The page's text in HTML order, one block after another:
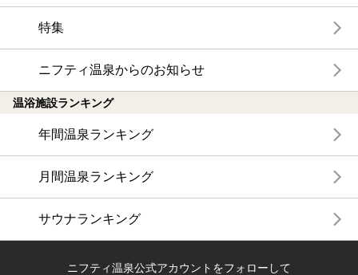
特集
ニフティ温泉からのお知らせ
温浴施設ランキング
年間温泉ランキング
月間温泉ランキング
サウナランキング
ニフティ温泉公式アカウントをフォローして